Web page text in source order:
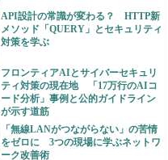
API設計の常識が変わる？ HTTP新
メソッド「QUERY」とセキュリティ
対策を学ぶ
フロンティアAIとサイバーセキュリ
ティ対策の現在地 「17万行のAIコ
ード分析」事例と公的ガイドライン
が示す道筋
「無線LANがつながらない」の苦情
をゼロに 3つの現場に学ぶネットワ
ーク改善術